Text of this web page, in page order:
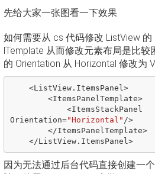
先给大家一张图看一下效果
如何需要从 cs 代码修改 ListView
lTemplate 从而修改元素布局是比
的 Orientation 从 Horizontal 修改为
<ListView. ItemsPanel >
<ItemsPanelTemplate>
<ItemsStackPanel
Orientation="Horizontal" />
</ItemsPanelTemplate>
</ListView. ItemsPanel >
因为无法通过后台代码直接创建一